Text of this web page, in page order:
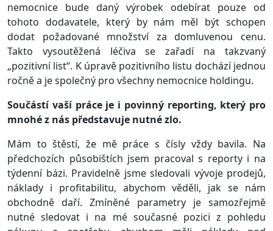
nemocnice bude daný výrobek odebírat pouze od
tohoto dodavatele, který by nám měl být schopen
dodat požadované množství za domluvenou cenu.
Takto vysoutěžená léčiva se zařadí na takzvaný
„pozitivní list“. K úpravě pozitivního listu dochází jednou
ročně a je společný pro všechny nemocnice holdingu.
Součástí vaší práce je i povinný reporting, který pro
mnohé z nás představuje nutné zlo.
Mám to štěstí, že mě práce s čísly vždy bavila. Na
předchozích působištích jsem pracoval s reporty i na
týdenní bázi. Pravidelně jsme sledovali vývoje prodejů,
náklady i profitabilitu, abychom věděli, jak se nám
obchodně daří. Zmíněné parametry je samozřejmě
nutné sledovat i na mé současné pozici z pohledu